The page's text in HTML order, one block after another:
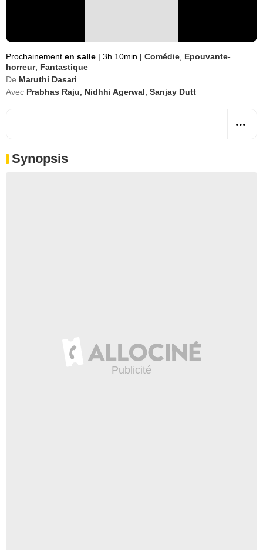
Prochainement en salle | 3h 10min | Comédie Epouvante-
horreur, Fantastique
De Maruthi Dasari
Avec Prabhas Raju Nidhhi Agerwal Sanjay Dutt
Synopsis